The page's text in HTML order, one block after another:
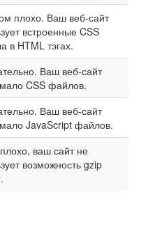
плохо. Ваш веб-сайт
встроенные CSS
в HTML тэгах.
Ваш веб-сайт
CSS файлов.
Ваш веб-сайт
JavaScript файлов.
ваш сайт не
возможность gzip